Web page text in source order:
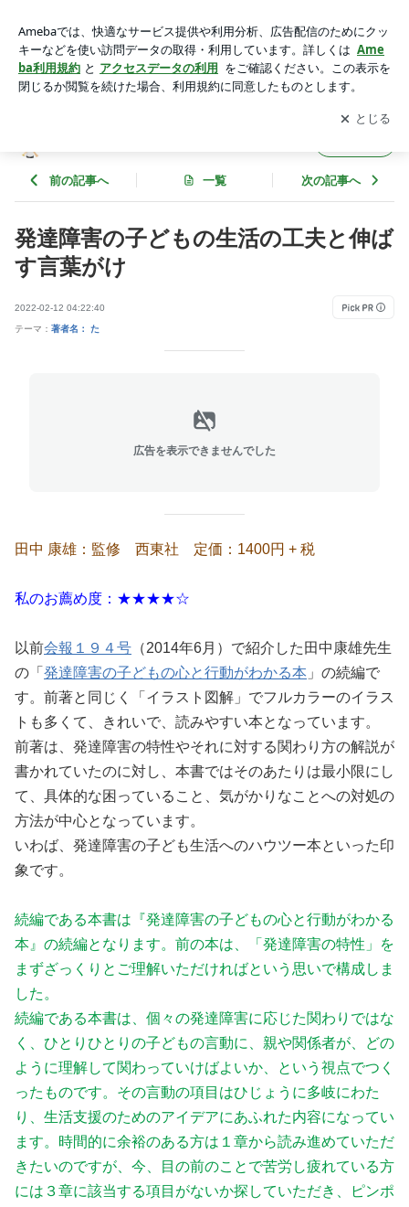
本コーナー 自閉症関連書籍
アプリをダウンロードして ブログの更新通知
を受け取りまし
ょう。
開く
前の記事へ 一覧 次の記事へ
発達障害の子どもの生活の工夫と伸ば
す言葉がけ
2022-02-12 04:22:40
テーマ： 著者名： た
広告を表示できませんでした
田中 康雄：監修 西東社 定価：1400円 + 税
私のお薦め度：★★★★☆
以前会報１９４号 （2014年6月）で紹介した田中康雄先生
の「 発達障害の子どもの心と行動がわかる本 」の続編で
す。前著と同じく「イラスト図解」でフルカラーのイラス
トも多くて、きれいで、読みやすい本となっています。
前著は、発達障害の特性やそれに対する関わり方の解説が
書かれていたのに対し、本書ではそのあたりは最小限にし
て、具体的な困っていること、気がかりなことへの対処の
方法が中心となっています。
いわば、発達障害の子ども生活へのハウツー本といった印
象です。
続編である本書は『発達障害の子どもの心と行動がわかる
本』の続編となります。前の本は、「発達障害の特性」を
まずざっくりとご理解いただければという思いで構成しま
した。
続編である本書は、個々の発達障害に応じた関わりではな
く、ひとりひとりの子どもの言動に、親や関係者が、どの
ように理解して関わっていけばよいか、という視点でつく
ったものです。その言動の項目はひじょうに多岐にわた
り、生活支援のためのアイデアにあふれた内容になってい
ます。時間的に余裕のある方は１章から読み進めていただ
きたいのですが、今、目の前のことで苦労し疲れている方
には３章に該当する項目がないか探していただき、ピンポ